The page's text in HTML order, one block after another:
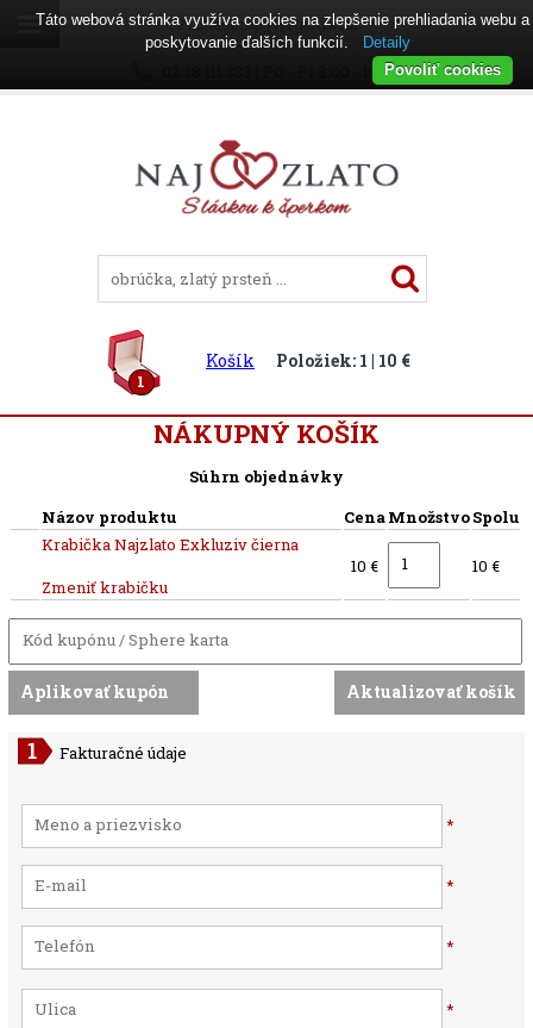
Prihlásenie|Registrácia
02 38 111 333 ( PO - PI 8:00 - 16:00 )
1
Košík Položiek: 1 | 10 €
NÁKUPNÝ KOŠÍK
Súhrn objednávky
Názov produktu
CenaMnožstvoSpolu
Krabička Najzlato Exkluziv čierna
Zmeniť krabičku
10 € 10 €
Fakturačné údaje
*
*
*
*
Táto webová stránka využíva cookies na zlepšenie prehliadania webu a
poskytovanie ďalších funkcií.
Detaily
Povoliť cookies